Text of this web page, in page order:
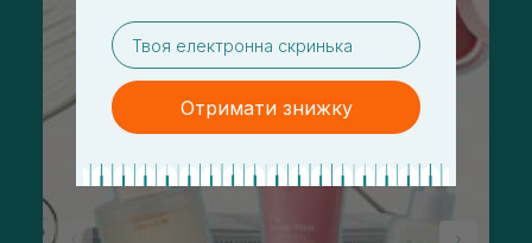
email
Отримати знижку